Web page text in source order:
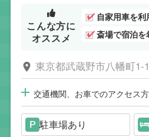
こんな方に
オススメ
自家用車を
斎場で宿泊
東京都武蔵野市八幡町1-
交通機関、お車でのアクセス
駐車場あり